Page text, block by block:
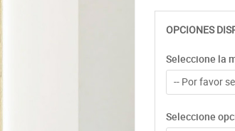
OPCIONES
Seleccione la
-- Por favor
Seleccione